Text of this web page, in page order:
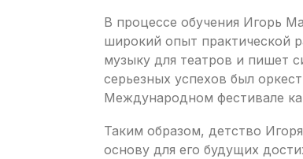
В процессе обучения Игорь
широкий опыт практической
музыку для театров и пишет
серьезных успехов был
Международном фестивале
Таким образом, детство
основу для его будущих